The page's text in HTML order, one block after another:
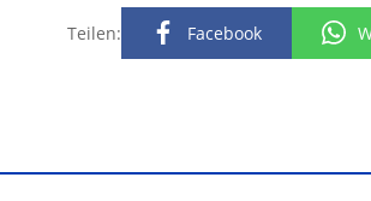
Teilen: Facebook